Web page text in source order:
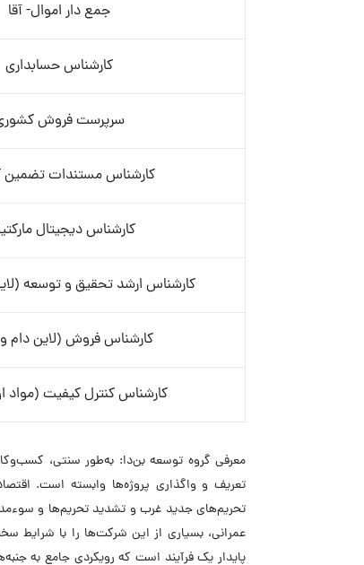
جمع دار اموال- آقا
کارشناس حسابداری
سرپرست فروش
کارشناس مستندات تضمین
کارشناس دیجیتال
کارشناس ارشد تحقیق و توسعه
کارشناس فروش (لاین دام
کارشناس کنترل کیفیت (مواد
معرفی گروه توسعه بن‌دا: به‌طور سنتی،
تعریف و واگذاری پروژه‌ها وابسته است.
تحریم‌های جدید غرب و تشدید تحریم‌ها و
عمرانی، بسیاری از این شرکت‌ها را با شرایط
پایدار یک فرآیند است که رویکردی جامع به